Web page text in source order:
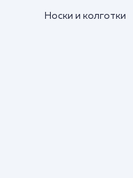
Носки и колготки